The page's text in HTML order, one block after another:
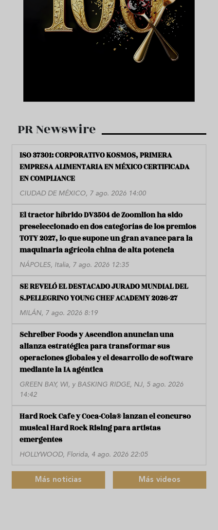
PR Newswire
ISO 37301: CORPORATIVO KOSMOS, PRIMERA
EMPRESA ALIMENTARIA EN MÉXICO CERTIFICADA
EN COMPLIANCE
CIUDAD DE MÉXICO, 7 ago. 2026 14:00
El tractor híbrido DV3504 de Zoomlion ha sido
preseleccionado en dos categorías de los premios
TOTY 2027, lo que supone un gran avance para la
maquinaria agrícola china de alta potencia
NÁPOLES, Italia, 7 ago. 2026 12:35
SE REVELÓ EL DESTACADO JURADO MUNDIAL DEL
S.PELLEGRINO YOUNG CHEF ACADEMY 2026-27
MILÁN, 7 ago. 2026 8:19
Schreiber Foods y Ascendion anuncian una
alianza estratégica para transformar sus
operaciones globales y el desarrollo de software
mediante la IA agéntica
GREEN BAY, WI, y BASKING RIDGE, NJ, 5 ago. 2026
14:42
Hard Rock Cafe y Coca-Cola® lanzan el concurso
musical Hard Rock Rising para artistas
emergentes
HOLLYWOOD, Florida, 4 ago. 2026 22:05
Más noticias Más videos